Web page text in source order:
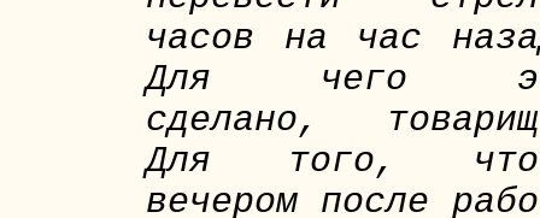
часов на час
Для чего
сделано,
Для того,
вечером после